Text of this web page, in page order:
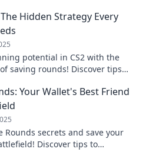
Hidden Strategy Every
potential in CS2 with the
saving rounds! Discover tips
Your Wallet's Best Friend
Rounds secrets and save your
Discover tips to